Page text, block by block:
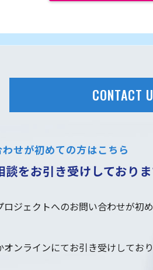
CONTACT
せが初めての方はこちら
をお引き受けしており
ロジェクトへのお問い合わせが初
オンラインにてお引き受けしてお